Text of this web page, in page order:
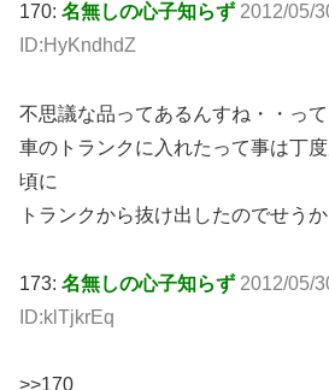
170: 名無しの心子知らず 2012/05/
ID:HyKndhdZ
不思議な品ってあるんすね・・って
車のトランクに入れたって事は丁
頃に
トランクから抜け出したのでせうか
173: 名無しの心子知らず 2012/05/
ID:klTjkrEq
>>170